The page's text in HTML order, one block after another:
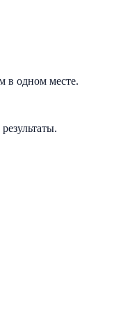
в одном месте.